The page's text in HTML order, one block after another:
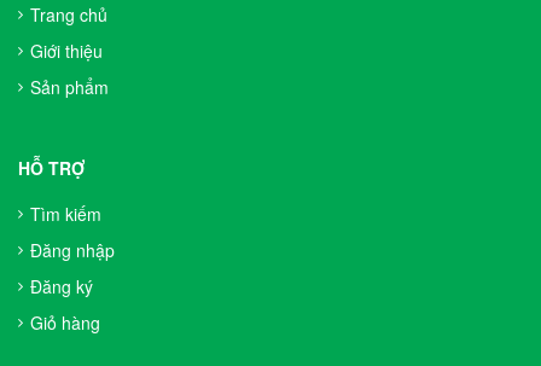
Trang chủ
Giới thiệu
Sản phẩm
HỖ TRỢ
Tìm kiếm
Đăng nhập
Đăng ký
Giỏ hàng